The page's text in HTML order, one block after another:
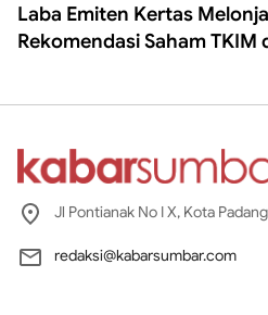
Laba Emiten Kertas
Rekomendasi Saham TKIM
Jl Pontianak No I X, Kota Padang
redaksi@kabarsumbar.com